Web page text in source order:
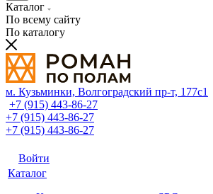
Каталог
По всему сайту
По каталогу
м. Кузьминки, Волгоградский пр‑т, 177с1
+7 (915) 443-86-27
+7 (915) 443-86-27
+7 (915) 443-86-27
Войти
Каталог